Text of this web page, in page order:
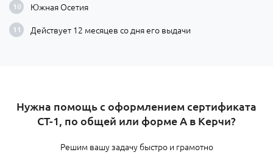
Южная Осетия
Действует 12 месяцев со дня его выдачи
Нужна помощь с оформлением сертификата
СТ-1, по общей или форме А в Керчи?
Решим вашу задачу быстро и грамотно